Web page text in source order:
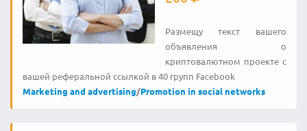
Размещу текст вашего
объявления о
криптовалютном проекте с
вашей реферальной ссылкой в 40 групп Facebook
Marketing and advertising/Promotion in social networks